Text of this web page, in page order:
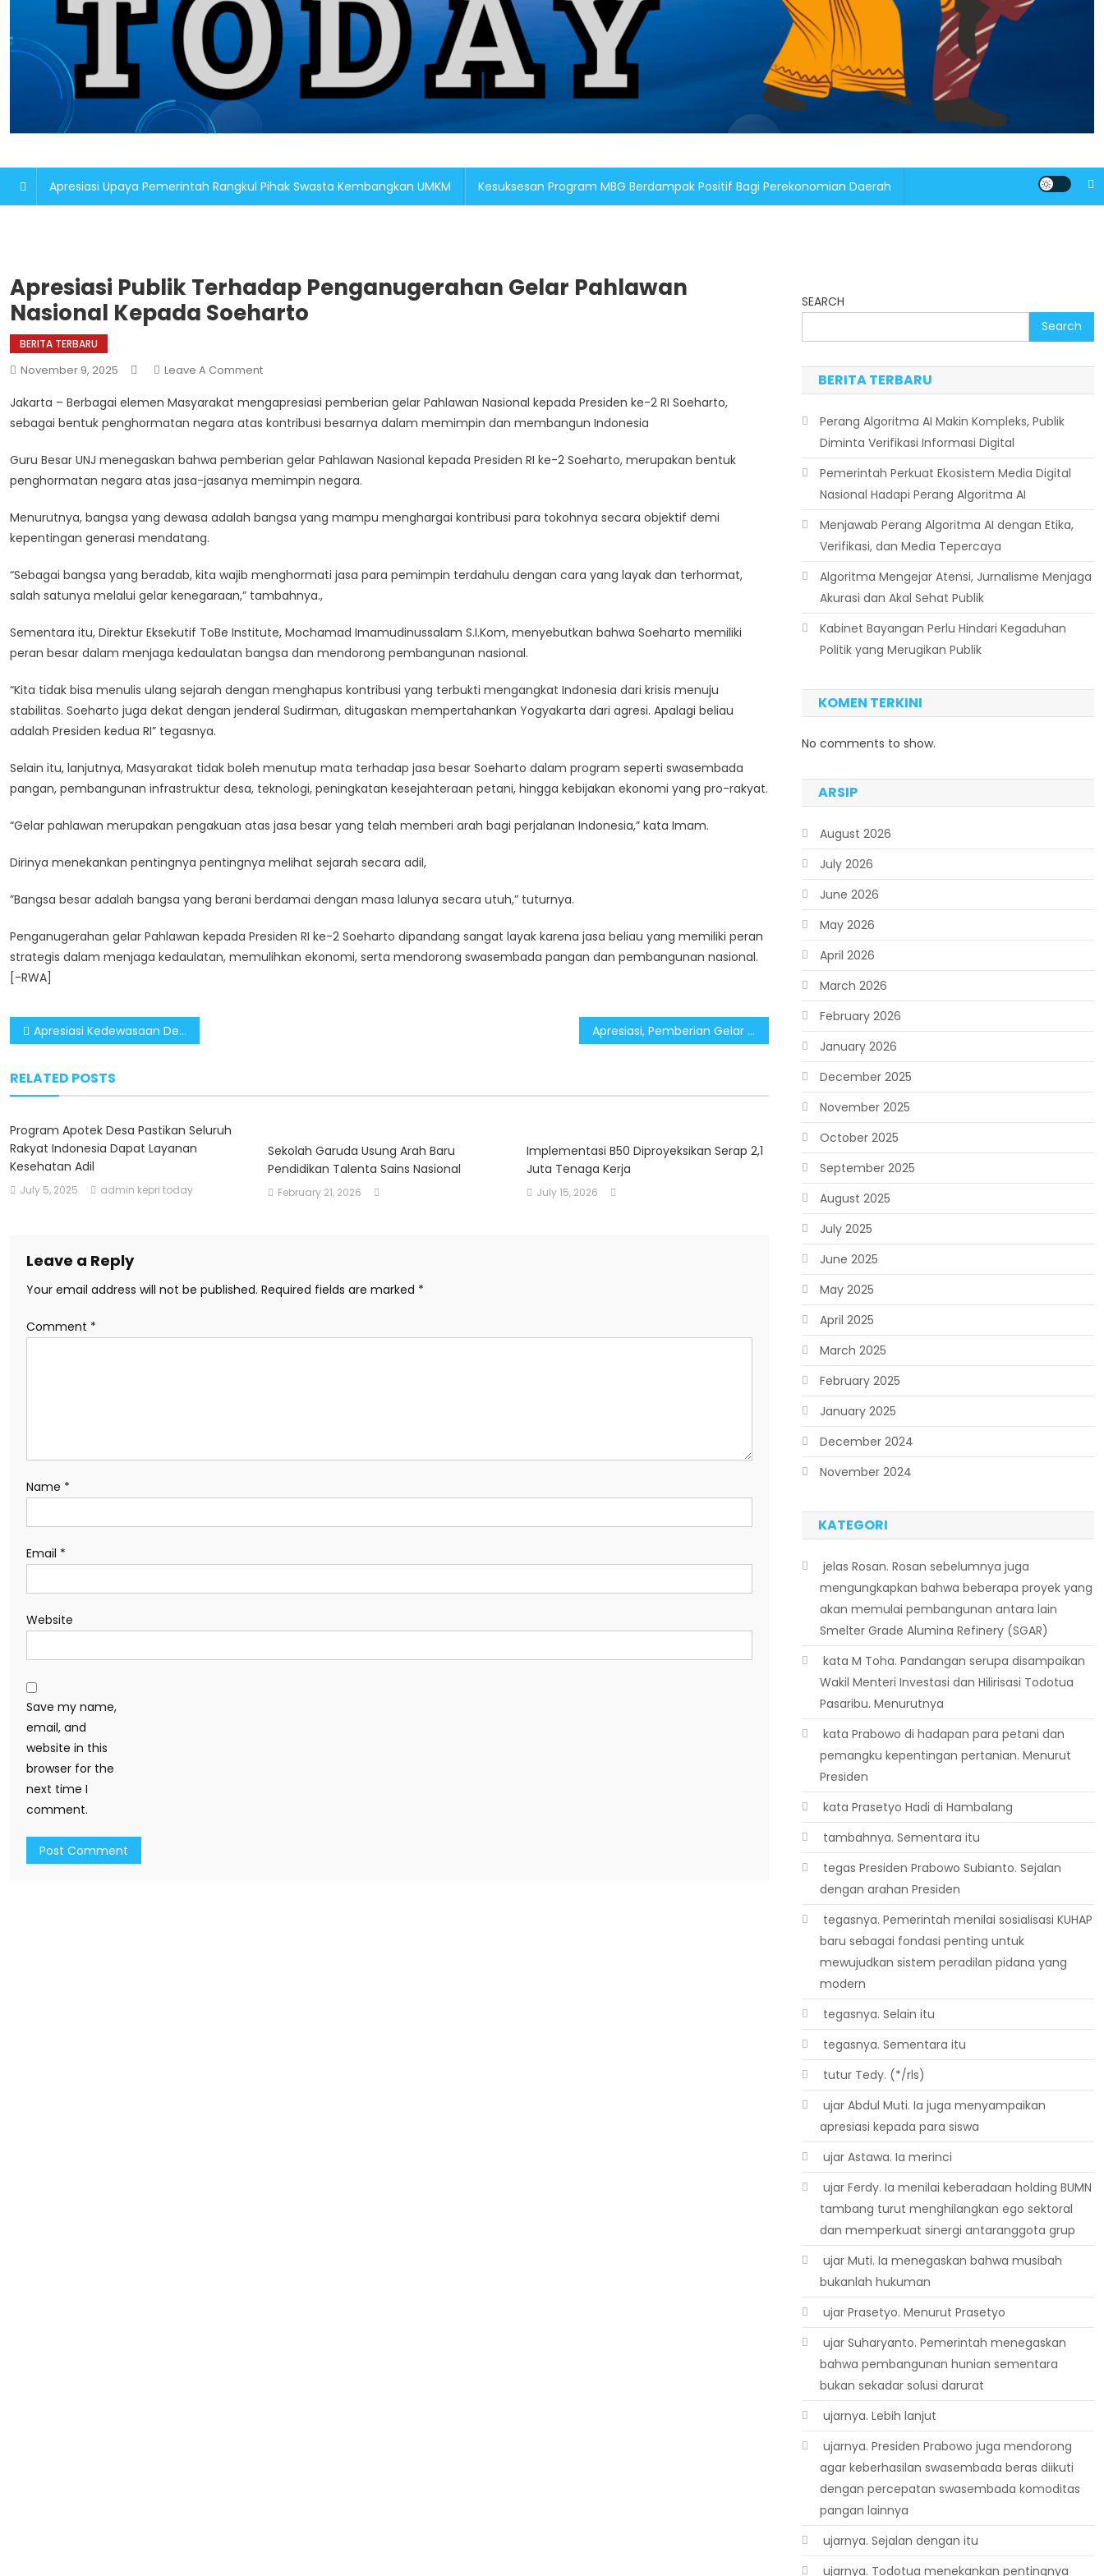
Apresiasi Upaya Pemerintah Rangkul Pihak Swasta Kembangkan UMKM Kesuksesan Program MBG Berdampak Positif Bagi Perekonomian Daerah
Apresiasi Publik Terhadap Penganugerahan Gelar Pahlawan
Nasional Kepada Soeharto
BERITA TERBARU
November 9, 2025 Leave A CommentOn
Publik
Terhadap
Gelar
Pahlawan
Kepada
Jakarta – Berbagai elemen Masyarakat mengapresiasi pemberian gelar Pahlawan Nasional kepada Presiden ke-2 RI Soeharto,
sebagai bentuk penghormatan negara atas kontribusi besarnya dalam memimpin dan membangun Indonesia
Guru Besar UNJ menegaskan bahwa pemberian gelar Pahlawan Nasional kepada Presiden RI ke-2 Soeharto, merupakan bentuk
penghormatan negara atas jasa-jasanya memimpin negara.
Menurutnya, bangsa yang dewasa adalah bangsa yang mampu menghargai kontribusi para tokohnya secara objektif demi
kepentingan generasi mendatang.
“Sebagai bangsa yang beradab, kita wajib menghormati jasa para pemimpin terdahulu dengan cara yang layak dan terhormat,
salah satunya melalui gelar kenegaraan,” tambahnya.,
Sementara itu, Direktur Eksekutif ToBe Institute, Mochamad Imamudinussalam S.I.Kom, menyebutkan bahwa Soeharto memiliki
peran besar dalam menjaga kedaulatan bangsa dan mendorong pembangunan nasional.
“Kita tidak bisa menulis ulang sejarah dengan menghapus kontribusi yang terbukti mengangkat Indonesia dari krisis menuju
stabilitas. Soeharto juga dekat dengan jenderal Sudirman, ditugaskan mempertahankan Yogyakarta dari agresi. Apalagi beliau
adalah Presiden kedua RI” tegasnya.
Selain itu, lanjutnya, Masyarakat tidak boleh menutup mata terhadap jasa besar Soeharto dalam program seperti swasembada
pangan, pembangunan infrastruktur desa, teknologi, peningkatan kesejahteraan petani, hingga kebijakan ekonomi yang pro-rakyat.
“Gelar pahlawan merupakan pengakuan atas jasa besar yang telah memberi arah bagi perjalanan Indonesia,” kata Imam.
Dirinya menekankan pentingnya pentingnya melihat sejarah secara adil,
”Bangsa besar adalah bangsa yang berani berdamai dengan masa lalunya secara utuh,” tuturnya.
Penganugerahan gelar Pahlawan kepada Presiden RI ke-2 Soeharto dipandang sangat layak karena jasa beliau yang memiliki peran
strategis dalam menjaga kedaulatan, memulihkan ekonomi, serta mendorong swasembada pangan dan pembangunan nasional.
[-RWA]
Post
Apresiasi Kedewasaan Demokrasi: Gelar Pahlawan untuk Soeharto, Bentuk Rekonsiliasi dan Penghormatan Bangsa Apresiasi, Pemberian Gelar Pahlawan Terhadap Presiden Ke 2, Soeharto Adalah Bagian Penting Perjalanan RI
RELATED POSTS
Program Apotek Desa Pastikan Seluruh
Rakyat Indonesia Dapat Layanan
Kesehatan Adil
July 5, 2025 admin kepri today
Sekolah Garuda Usung Arah Baru
Pendidikan Talenta Sains Nasional
February 21, 2026
Implementasi B50 Diproyeksikan Serap 2,1
Juta Tenaga Kerja
July 15, 2026
Leave a Reply
Your email address will not be published. Required fields are marked *
Comment *
Name *
Email *
Website
Save my name,
email, and
website in this
browser for the
next time I
comment.
SEARCH
Search
BERITA TERBARU
Perang Algoritma AI Makin Kompleks, Publik
Diminta Verifikasi Informasi Digital
Pemerintah Perkuat Ekosistem Media Digital
Nasional Hadapi Perang Algoritma AI
Menjawab Perang Algoritma AI dengan Etika,
Verifikasi, dan Media Tepercaya
Algoritma Mengejar Atensi, Jurnalisme Menjaga
Akurasi dan Akal Sehat Publik
Kabinet Bayangan Perlu Hindari Kegaduhan
Politik yang Merugikan Publik
KOMEN TERKINI
No comments to show.
ARSIP
August 2026
July 2026
June 2026
May 2026
April 2026
March 2026
February 2026
January 2026
December 2025
November 2025
October 2025
September 2025
August 2025
July 2025
June 2025
May 2025
April 2025
March 2025
February 2025
January 2025
December 2024
November 2024
KATEGORI
 jelas Rosan. Rosan sebelumnya juga
mengungkapkan bahwa beberapa proyek yang
akan memulai pembangunan antara lain
Smelter Grade Alumina Refinery (SGAR)
 kata M Toha. Pandangan serupa disampaikan
Wakil Menteri Investasi dan Hilirisasi Todotua
Pasaribu. Menurutnya
 kata Prabowo di hadapan para petani dan
pemangku kepentingan pertanian. Menurut
Presiden
 kata Prasetyo Hadi di Hambalang
 tambahnya. Sementara itu
 tegas Presiden Prabowo Subianto. Sejalan
dengan arahan Presiden
 tegasnya. Pemerintah menilai sosialisasi KUHAP
baru sebagai fondasi penting untuk
mewujudkan sistem peradilan pidana yang
modern
 tegasnya. Selain itu
 tegasnya. Sementara itu
 tutur Tedy. (*/rls)
 ujar Abdul Muti. Ia juga menyampaikan
apresiasi kepada para siswa
 ujar Astawa. Ia merinci
 ujar Ferdy. Ia menilai keberadaan holding BUMN
tambang turut menghilangkan ego sektoral
dan memperkuat sinergi antaranggota grup
 ujar Muti. Ia menegaskan bahwa musibah
bukanlah hukuman
 ujar Prasetyo. Menurut Prasetyo
 ujar Suharyanto. Pemerintah menegaskan
bahwa pembangunan hunian sementara
bukan sekadar solusi darurat
 ujarnya. Lebih lanjut
 ujarnya. Presiden Prabowo juga mendorong
agar keberhasilan swasembada beras diikuti
dengan percepatan swasembada komoditas
pangan lainnya
 ujarnya. Sejalan dengan itu
 ujarnya. Todotua menekankan pentingnya